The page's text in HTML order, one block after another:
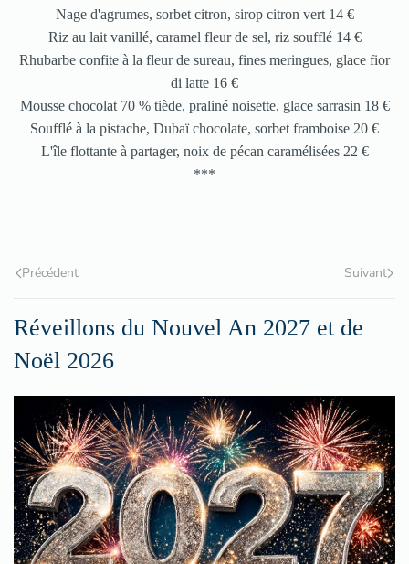
Nage d'agrumes, sorbet citron, sirop citron vert 14 €
Riz au lait vanillé, caramel fleur de sel, riz soufflé 14 €
Rhubarbe confite à la fleur de sureau, fines meringues, glace fior
di latte 16 €
Mousse chocolat 70 % tiède, praliné noisette, glace sarrasin 18 €
Soufflé à la pistache, Dubaï chocolate, sorbet framboise 20 €
L'île flottante à partager, noix de pécan caramélisées 22 €
***
Précédent Suivant
Réveillons du Nouvel An 2027 et de
Noël 2026